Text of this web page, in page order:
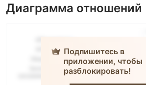
Диаграмма отношений
Подпишитесь в
приложении, чтобы
разблокировать!
Polinom